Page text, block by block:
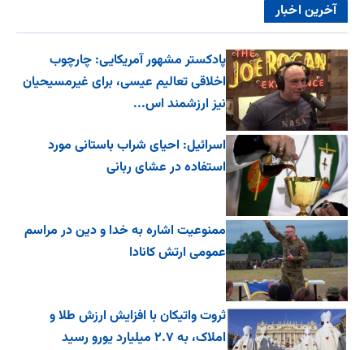
آخرین اخبار
پادکستر مشهور آمریکایی: چارچوب
اخلاقی تعالیم عیسی، برای غیرمسیحیان
نیز ارزشمند اس...
اسرائیل: احیای شراب باستانی مورد
استفاده در عشای ربانی
ممنوعیت اشاره به خدا و دین در مراسم
عمومی ارتش کانادا
ثروت واتیکان با افزایش ارزش طلا و
املاک، به ۲.۷ میلیارد یورو رسید